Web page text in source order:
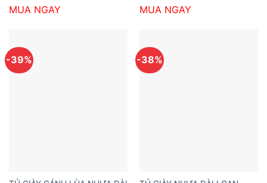
2,473,200₫.
MUA NGAY
2,350,000₫.
MUA NGAY
-39% -38%